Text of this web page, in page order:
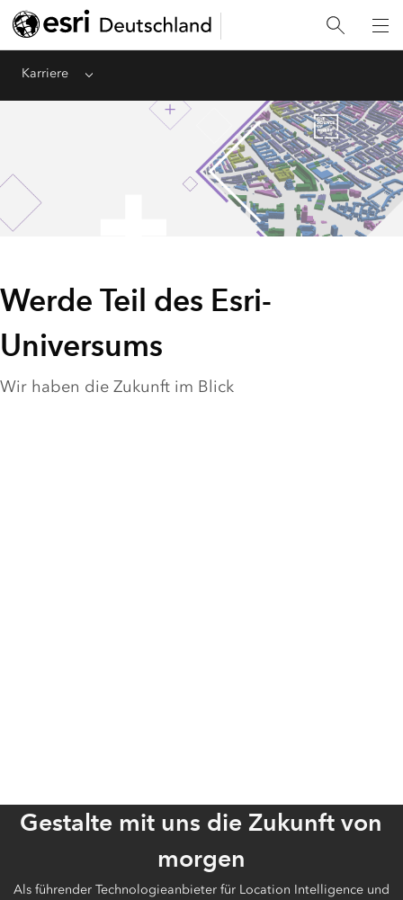
Karriere Menu
Werde Teil des Esri-
Universums
Wir haben die Zukunft im Blick
Gestalte mit uns die Zukunft von
morgen
Als führender Technologieanbieter für Location Intelligence und